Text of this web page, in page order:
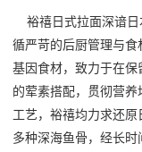
裕禧日式拉面深谙日
循严苛的后厨管理与
基因食材，致力于在
的荤素搭配，贯彻营
工艺，裕禧均力求还
多种深海鱼骨，经长